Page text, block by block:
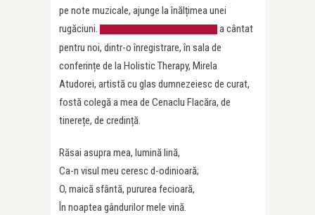
pe note muzicale, ajunge la înălțimea unei
rugăciuni.
a cântat
pentru noi, dintr-o înregistrare, în sala de
conferințe de la Holistic Therapy, Mirela
Atudorei, artistă cu glas dumnezeiesc de curat,
fostă colegă a mea de Cenaclu Flacăra, de
tinerețe, de credință.
Răsai asupra mea, lumină lină,
Ca-n visul meu ceresc d-odinioară;
O, maică sfântă, pururea fecioară,
În noaptea gândurilor mele vină.